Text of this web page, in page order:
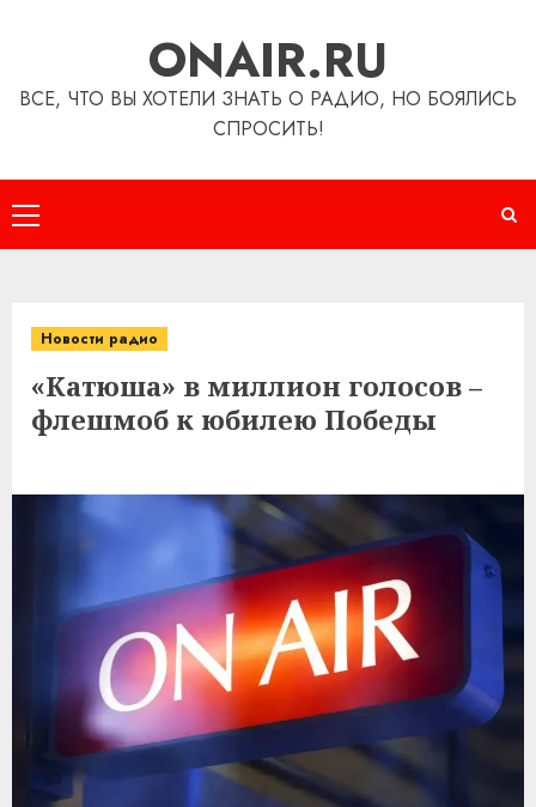
ONAIR.RU
ВСЕ, ЧТО ВЫ ХОТЕЛИ ЗНАТЬ О РАДИО, НО БОЯЛИСЬ
СПРОСИТЬ!
Основное
меню
Новости радио
«Катюша» в миллион голосов –
флешмоб к юбилею Победы